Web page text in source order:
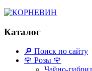
Каталог
🔎 Поиск по сайту
🌹 Розы 🌹